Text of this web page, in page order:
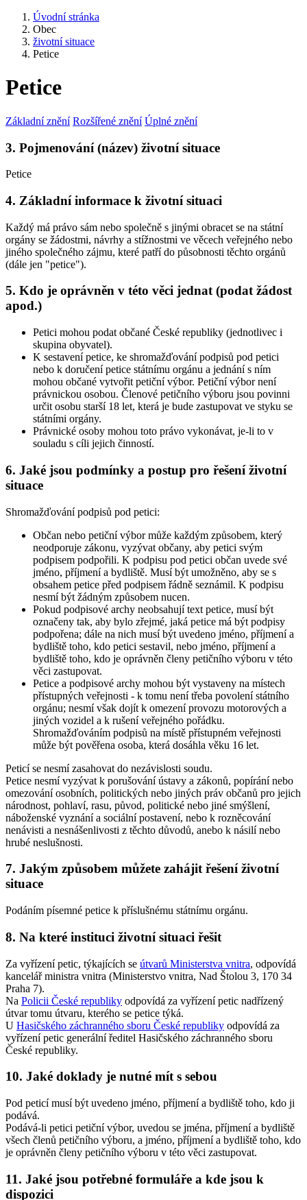
Úvodní stránka
Obec
životní situace
Petice
Petice
Základní znění Rozšířené znění Úplné znění
3. Pojmenování (název) životní situace
Petice
4. Základní informace k životní situaci
Každý má právo sám nebo společně s jinými obracet se na státní
orgány se žádostmi, návrhy a stížnostmi ve věcech veřejného nebo
jiného společného zájmu, které patří do působnosti těchto orgánů
(dále jen "petice").
5. Kdo je oprávněn v této věci jednat (podat žádost
apod.)
Petici mohou podat občané České republiky (jednotlivec i
skupina obyvatel).
K sestavení petice, ke shromažďování podpisů pod petici
nebo k doručení petice státnímu orgánu a jednání s ním
mohou občané vytvořit petiční výbor. Petiční výbor není
právnickou osobou. Členové petičního výboru jsou povinni
určit osobu starší 18 let, která je bude zastupovat ve styku se
státními orgány.
Právnické osoby mohou toto právo vykonávat, je-li to v
souladu s cíli jejich činností.
6. Jaké jsou podmínky a postup pro řešení životní
situace
Shromažďování podpisů pod petici:
Občan nebo petiční výbor může každým způsobem, který
neodporuje zákonu, vyzývat občany, aby petici svým
podpisem podpořili. K podpisu pod petici občan uvede své
jméno, příjmení a bydliště. Musí být umožněno, aby se s
obsahem petice před podpisem řádně seznámil. K podpisu
nesmí být žádným způsobem nucen.
Pokud podpisové archy neobsahují text petice, musí být
označeny tak, aby bylo zřejmé, jaká petice má být podpisy
podpořena; dále na nich musí být uvedeno jméno, příjmení a
bydliště toho, kdo petici sestavil, nebo jméno, příjmení a
bydliště toho, kdo je oprávněn členy petičního výboru v této
věci zastupovat.
Petice a podpisové archy mohou být vystaveny na místech
přístupných veřejnosti - k tomu není třeba povolení státního
orgánu; nesmí však dojít k omezení provozu motorových a
jiných vozidel a k rušení veřejného pořádku.
Shromažďováním podpisů na místě přístupném veřejnosti
může být pověřena osoba, která dosáhla věku 16 let.
Peticí se nesmí zasahovat do nezávislosti soudu.
Petice nesmí vyzývat k porušování ústavy a zákonů, popírání nebo
omezování osobních, politických nebo jiných práv občanů pro jejich
národnost, pohlaví, rasu, původ, politické nebo jiné smýšlení,
náboženské vyznání a sociální postavení, nebo k rozněcování
nenávisti a nesnášenlivosti z těchto důvodů, anebo k násilí nebo
hrubé neslušnosti.
7. Jakým způsobem můžete zahájit řešení životní
situace
Podáním písemné petice k příslušnému státnímu orgánu.
8. Na které instituci životní situaci řešit
Za vyřízení petic, týkajících se útvarů Ministerstva vnitra, odpovídá
kancelář ministra vnitra (Ministerstvo vnitra, Nad Štolou 3, 170 34
Praha 7).
Na Policii České republiky odpovídá za vyřízení petic nadřízený
útvar tomu útvaru, kterého se petice týká.
U Hasičského záchranného sboru České republiky odpovídá za
vyřízení petic generální ředitel Hasičského záchranného sboru
České republiky.
10. Jaké doklady je nutné mít s sebou
Pod peticí musí být uvedeno jméno, příjmení a bydliště toho, kdo ji
podává.
Podává-li petici petiční výbor, uvedou se jména, příjmení a bydliště
všech členů petičního výboru, a jméno, příjmení a bydliště toho, kdo
je oprávněn členy petičního výboru v této věci zastupovat.
11. Jaké jsou potřebné formuláře a kde jsou k
dispozici